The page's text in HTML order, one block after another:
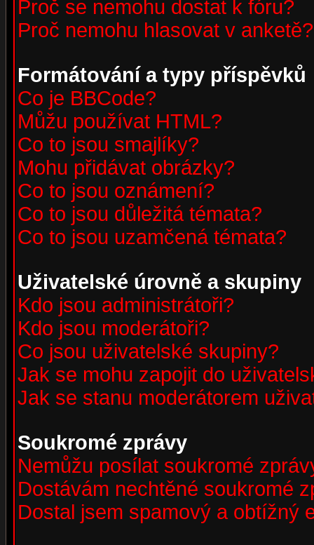
Proč se nemohu dostat k fóru?
Proč nemohu hlasovat v anketě?
Formátování a typy příspěvků
Co je BBCode?
Můžu používat HTML?
Co to jsou smajlíky?
Mohu přidávat obrázky?
Co to jsou oznámení?
Co to jsou důležitá témata?
Co to jsou uzamčená témata?
Uživatelské úrovně a skupiny
Kdo jsou administrátoři?
Kdo jsou moderátoři?
Co jsou uživatelské skupiny?
Jak se mohu zapojit do
Jak se stanu moderátorem
Soukromé zprávy
Nemůžu posílat soukromé
Dostávám nechtěné soukromé
Dostal jsem spamový a obtížný